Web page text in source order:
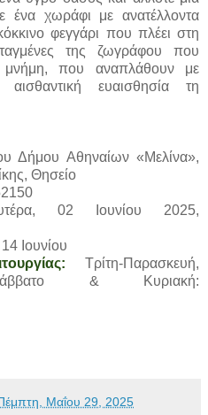
ένα χωράφι με ανατέλλοντα
φεγγάρι που πλέει στη
της ζωγράφου που
μνήμη, που αναπλάθουν με
αισθαντική ευαισθησία τη
Δήμου Αθηναίων «Μελίνα»,
Θησείο
02 Ιουνίου 2025,
Ιουνίου
Τρίτη-Παρασκευή,
Σάββατο & Κυριακή:
Μαΐου 29, 2025